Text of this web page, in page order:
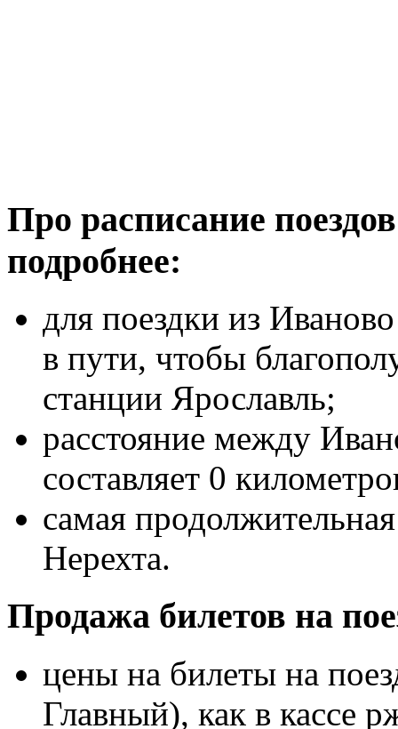
Про расписание
подробнее:
для поездки из
в пути, чтобы
станции Ярославль;
расстояние между
составляет 0
самая
Нерехта.
Продажа билетов на
цены на билеты на
Главный), как в кассе